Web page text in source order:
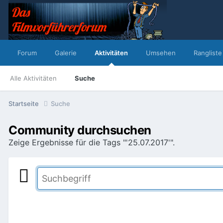
Forum Galerie Aktivitäten
Alle Aktivitäten Suche
Umsehen Rangliste
Startseite Suche
Community durchsuchen
Zeige Ergebnisse für die Tags "'25.07.2017'".